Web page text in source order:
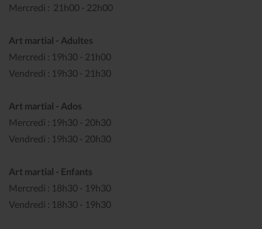
Mercredi : 21h00 - 22h00
Art martial - Adultes
Mercredi : 19h30 - 21h00
Vendredi : 19h30 - 21h30
Art martial - Ados
Mercredi : 19h30 - 20h30
Vendredi : 19h30 - 20h30
Art martial - Enfants
Mercredi : 18h30 - 19h30
Vendredi : 18h30 - 19h30